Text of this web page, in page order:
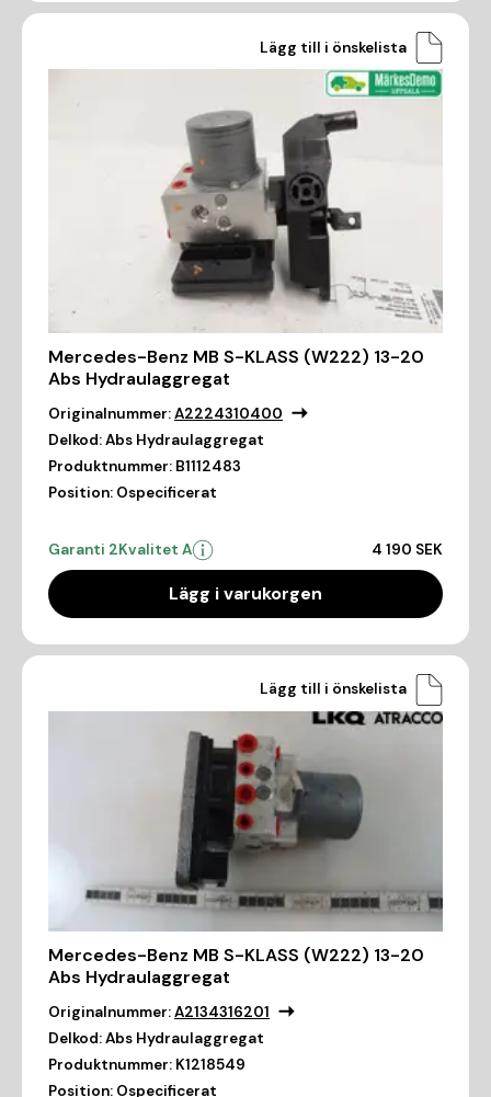
Lägg till i önskelista
Mercedes-Benz MB S-KLASS (W222) 13-20
Abs Hydraulaggregat
Originalnummer:A2224310400
Delkod:Abs Hydraulaggregat
Produktnummer: B1112483
Position: Ospecificerat
Garanti 2Kvalitet A 4 190 SEK
Lägg i varukorgen
Lägg till i önskelista
Mercedes-Benz MB S-KLASS (W222) 13-20
Abs Hydraulaggregat
Originalnummer:A2134316201
Delkod:Abs Hydraulaggregat
Produktnummer: K1218549
Position: Ospecificerat